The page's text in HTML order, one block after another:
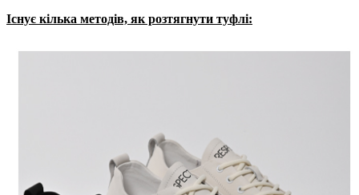
Існує кілька методів, як розтягнути туфлі: